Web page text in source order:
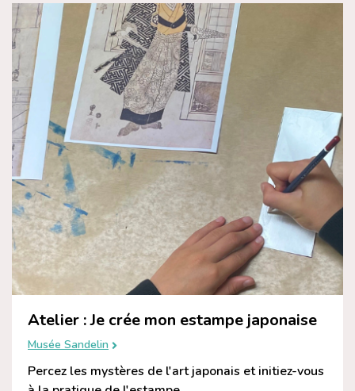
Atelier : Je crée mon estampe japonaise
Musée Sandelin
Percez les mystères de l'art japonais et initiez-vous